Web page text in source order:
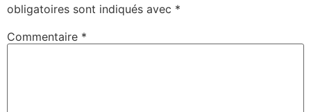
obligatoires sont indiqués avec *
Commentaire *